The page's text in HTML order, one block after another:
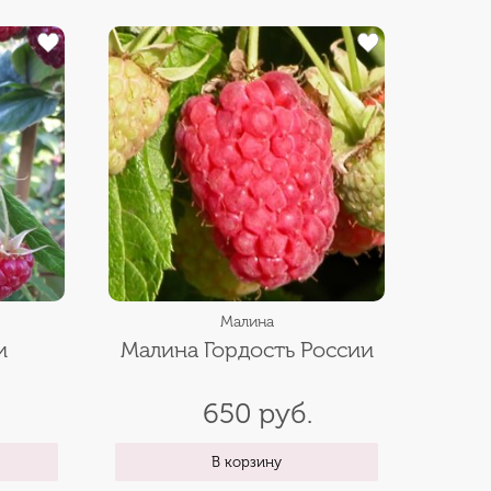
Малина
Малина Гордость России
650 руб.
В корзину